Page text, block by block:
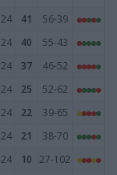
24 41
56-39
24 40
55-43
24 37
46-52
24 25
52-62
24 22
39-65
24 21
38-70
24 10 27-102